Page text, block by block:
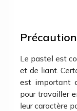
Le pastel est
et de liant.
est important
pour travailler
leur caractère